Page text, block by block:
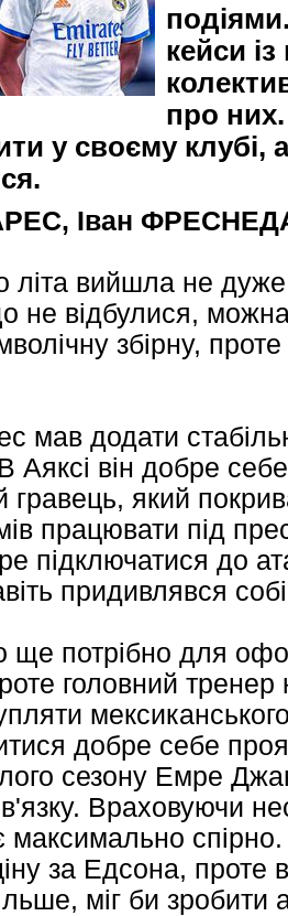
кейси
про
у своєму клубі,
Іван
літа вийшла не
не відбулися,
збірну,
мав додати
Аяксі він добре
гравець, який
працювати під
підключатися до
придивлявся
ще потрібно для
головний тренер
добре себе
сезону Емре
Враховуючи
максимально
за Едсона, проте
міг би зробити